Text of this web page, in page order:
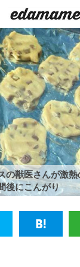
の獣医さんが激
後にこんがり